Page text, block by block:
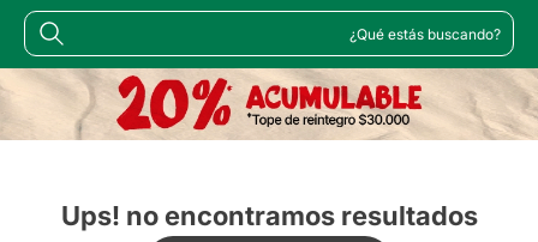
¿Qué estás buscando?
Ups! no encontramos resultados